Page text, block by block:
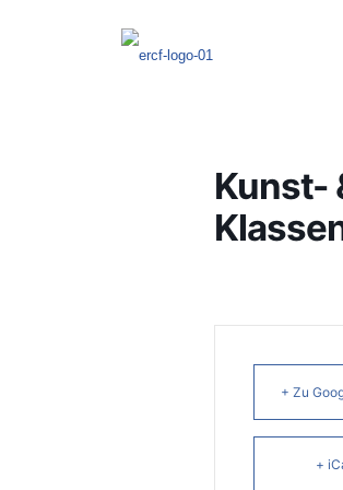
Kunst-
+ Zu
+